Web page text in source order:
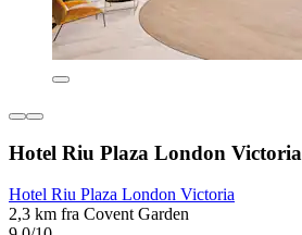
Hotel Riu Plaza London Victoria
Hotel Riu Plaza London Victoria
2,3 km fra Covent Garden